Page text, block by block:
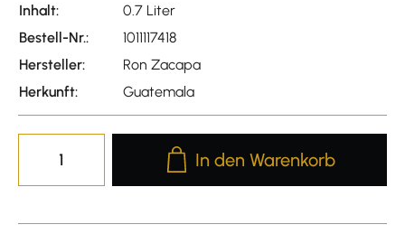
Inhalt:
0.7 Liter
Bestell-Nr.:
1011117418
Hersteller:
Ron Zacapa
Herkunft:
Guatemala
Produkt Anzahl: Gib den
In den Warenkorb